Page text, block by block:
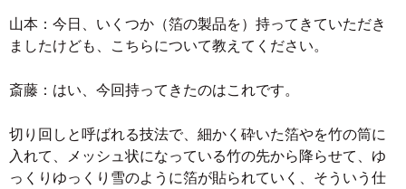
山本：今日、いくつか（箔の製品を）持ってきていただき
ましたけども、こちらについて教えてください。
斎藤：はい、今回持ってきたのはこれです。
切り回しと呼ばれる技法で、細かく砕いた箔やを竹の筒に
入れて、メッシュ状になっている竹の先から降らせて、ゆ
っくりゆっくり雪のように箔が貼られていく、そういう仕